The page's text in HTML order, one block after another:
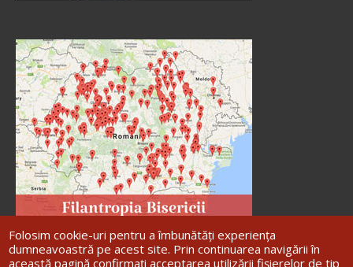
Folosim cookie-uri pentru a îmbunătăți experiența
dumneavoastră pe acest site. Prin continuarea navigării în
această pagină confirmați acceptarea utilizării fișierelor de tip